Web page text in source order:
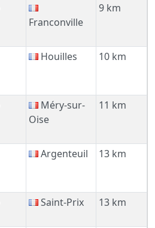
Franconville
9 km
Houilles 10 km
Méry-sur-
Oise
11 km
Argenteuil 13 km
Saint-Prix 13 km